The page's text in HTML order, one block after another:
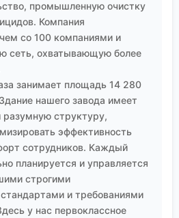
промышленную очистку
Компания
со 100 компаниями и
сеть, охватывающую более
занимает площадь 14 280
нашего завода имеет
разумную структуру,
эффективность
сотрудников. Каждый
планируется и управляется
строгими
и требованиями
у нас первоклассное